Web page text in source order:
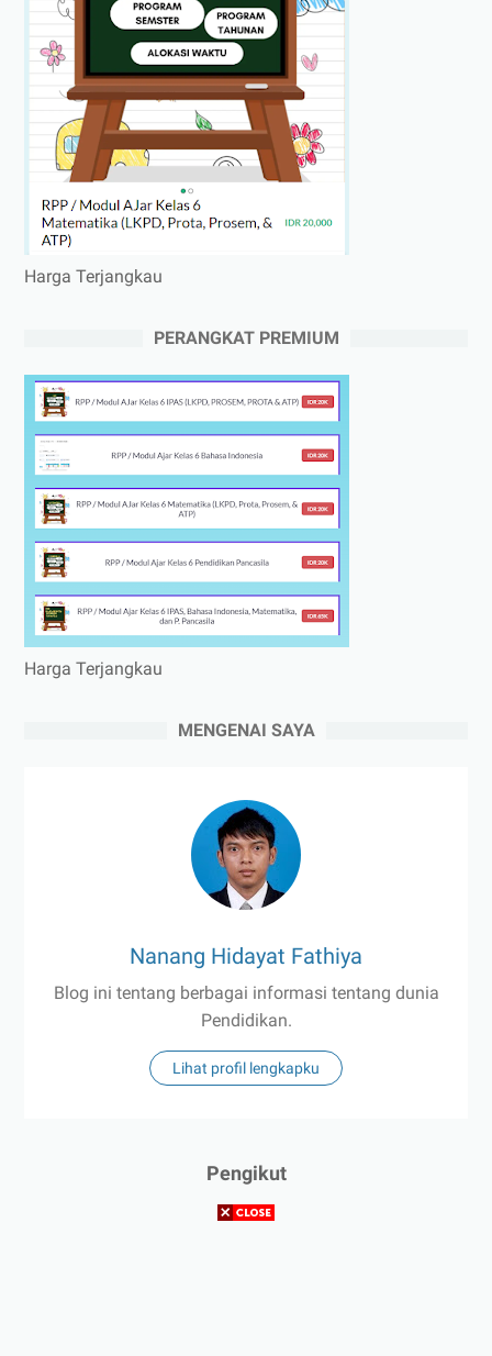
Harga Terjangkau
PERANGKAT PREMIUM
Harga Terjangkau
MENGENAI SAYA
Nanang Hidayat Fathiya
Blog ini tentang berbagai informasi tentang dunia
Pendidikan.
Lihat profil lengkapku
Pengikut